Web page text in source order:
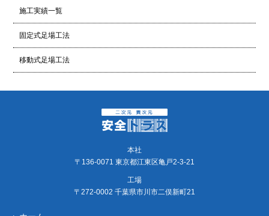
施工実績一覧
固定式足場工法
移動式足場工法
本社
〒136-0071 東京都江東区亀戸2-3-21
工場
〒272-0002 千葉県市川市二俣新町21